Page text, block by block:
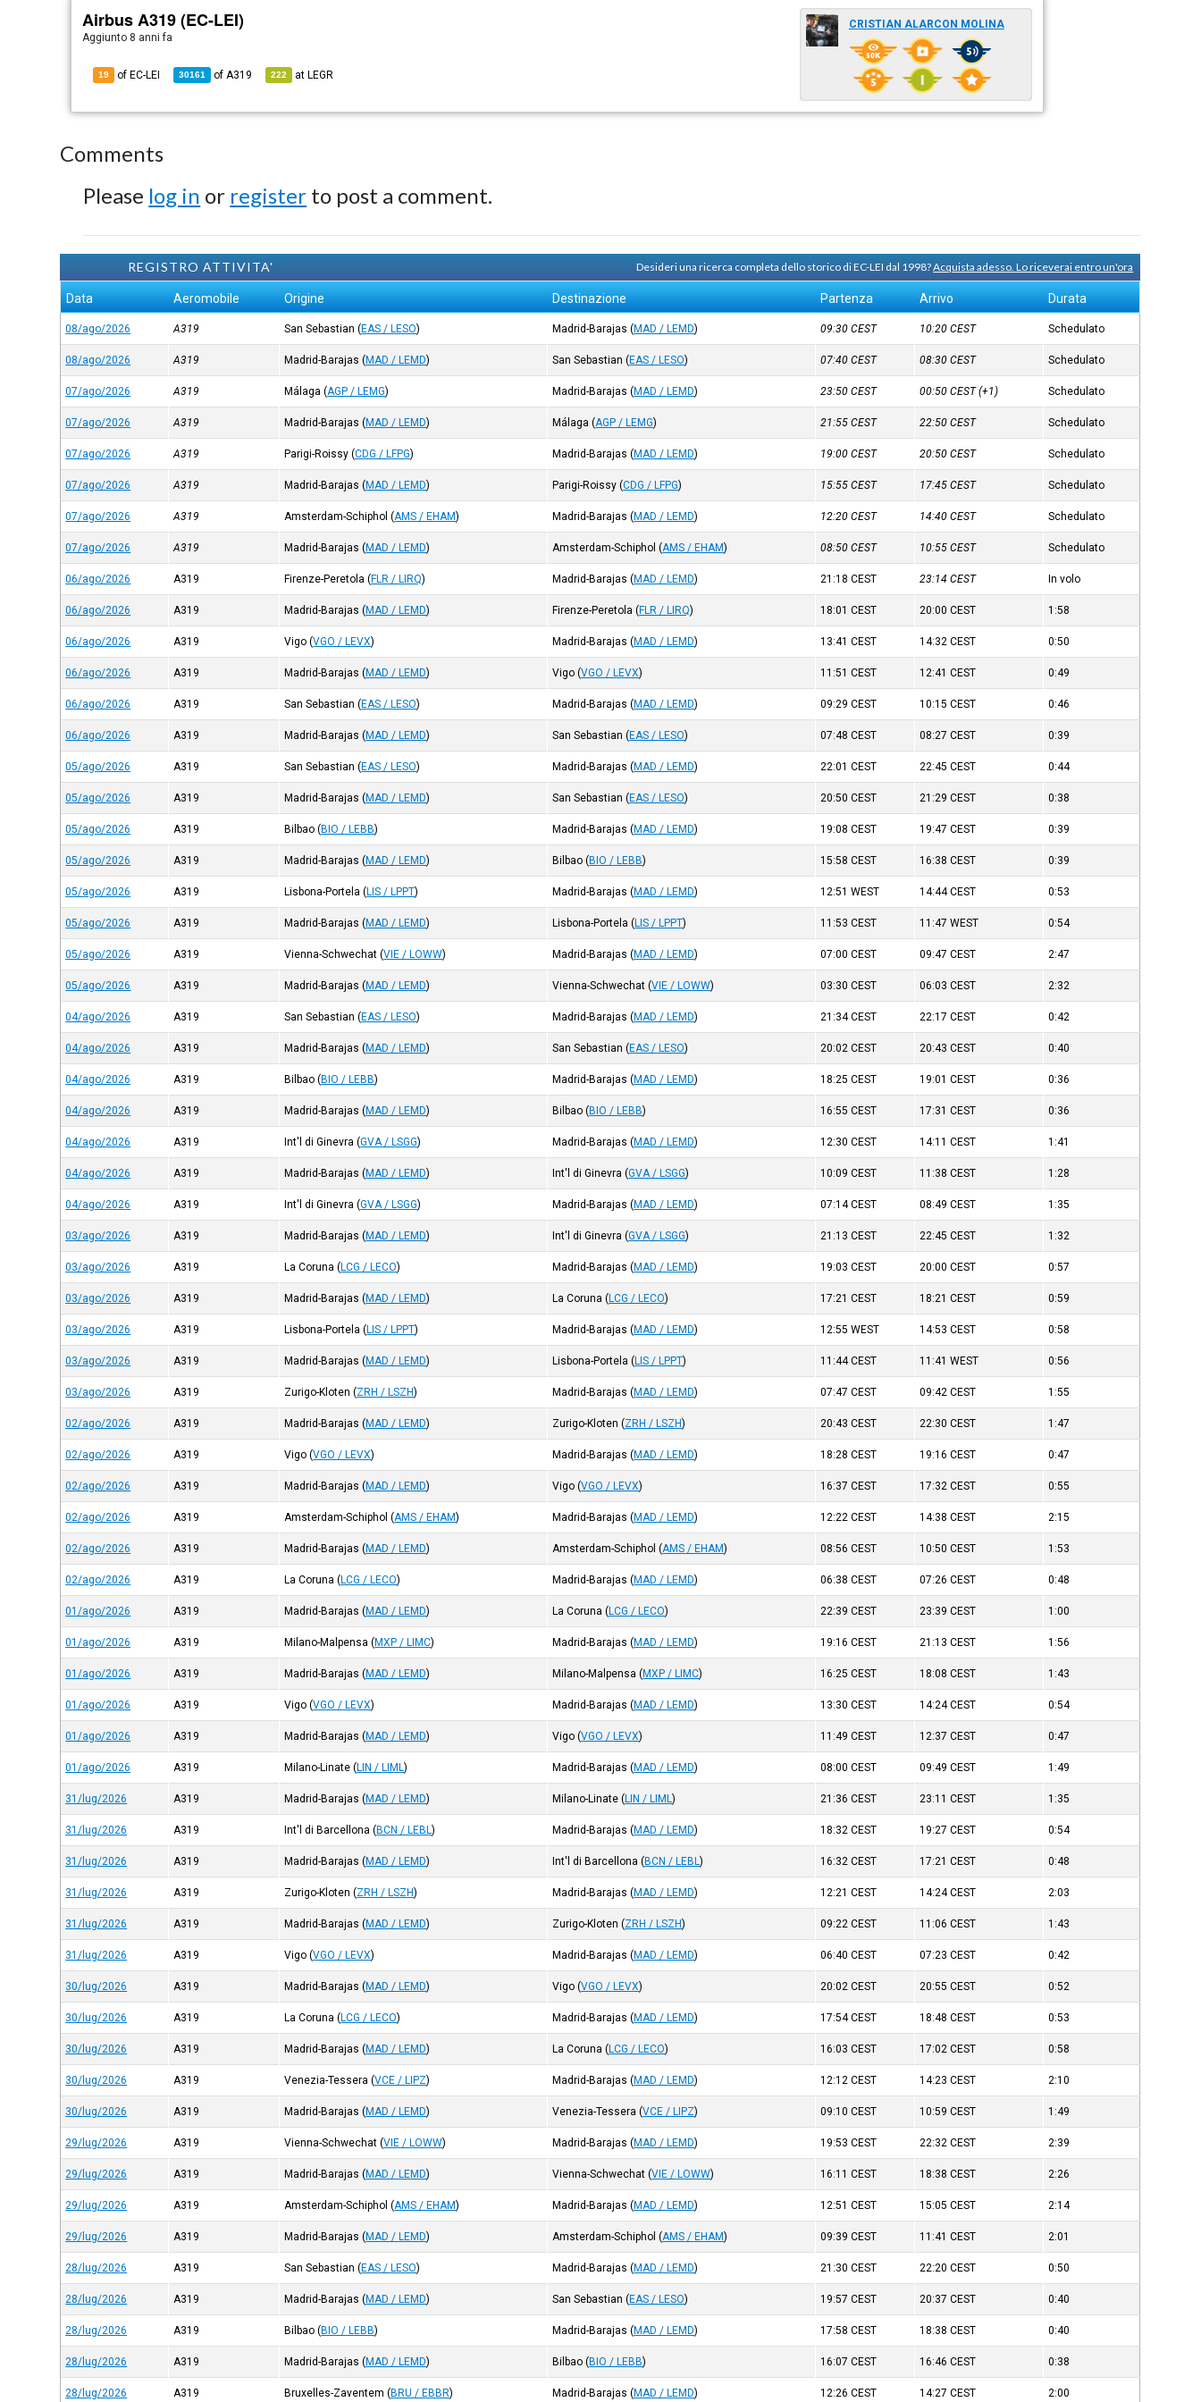
Airbus A319 (EC-LEI)
Aggiunto 8 anni fa
19 of EC-LEI 30161 ofA319 222 at LEGR
CRISTIAN ALARCON MOLINA
Comments
Please log in or register to post a comment.
REGISTRO ATTIVITA' Desideri una ricerca completa dello storico di EC-LEI dal 1998?Acquista adesso. Lo riceverai entro un'ora
Data Aeromobile Origine Destinazione Partenza Arrivo Durata
08/ago/2026 A319 San Sebastian (EAS / LESO) Madrid-Barajas (MAD / LEMD) 09:30CEST 10:20CEST Schedulato
08/ago/2026 A319 Madrid-Barajas (MAD / LEMD) San Sebastian (EAS / LESO) 07:40CEST 08:30CEST Schedulato
07/ago/2026 A319 Málaga (AGP / LEMG) Madrid-Barajas (MAD / LEMD) 23:50CEST 00:50CEST(+1) Schedulato
07/ago/2026 A319 Madrid-Barajas (MAD / LEMD) Málaga (AGP / LEMG) 21:55CEST 22:50CEST Schedulato
07/ago/2026 A319 Parigi-Roissy (CDG / LFPG) Madrid-Barajas (MAD / LEMD) 19:00CEST 20:50CEST Schedulato
07/ago/2026 A319 Madrid-Barajas (MAD / LEMD) Parigi-Roissy (CDG / LFPG) 15:55CEST 17:45CEST Schedulato
07/ago/2026 A319 Amsterdam-Schiphol (AMS / EHAM) Madrid-Barajas (MAD / LEMD) 12:20CEST 14:40CEST Schedulato
07/ago/2026 A319 Madrid-Barajas (MAD / LEMD) Amsterdam-Schiphol (AMS / EHAM) 08:50CEST 10:55CEST Schedulato
06/ago/2026 A319 Firenze-Peretola (FLR / LIRQ) Madrid-Barajas (MAD / LEMD) 21:18CEST 23:14CEST In volo
06/ago/2026 A319 Madrid-Barajas (MAD / LEMD) Firenze-Peretola (FLR / LIRQ) 18:01CEST 20:00CEST 1:58
06/ago/2026 A319 Vigo (VGO / LEVX) Madrid-Barajas (MAD / LEMD) 13:41CEST 14:32CEST 0:50
06/ago/2026 A319 Madrid-Barajas (MAD / LEMD) Vigo (VGO / LEVX) 11:51CEST 12:41CEST 0:49
06/ago/2026 A319 San Sebastian (EAS / LESO) Madrid-Barajas (MAD / LEMD) 09:29CEST 10:15CEST 0:46
06/ago/2026 A319 Madrid-Barajas (MAD / LEMD) San Sebastian (EAS / LESO) 07:48CEST 08:27CEST 0:39
05/ago/2026 A319 San Sebastian (EAS / LESO) Madrid-Barajas (MAD / LEMD) 22:01CEST 22:45CEST 0:44
05/ago/2026 A319 Madrid-Barajas (MAD / LEMD) San Sebastian (EAS / LESO) 20:50CEST 21:29CEST 0:38
05/ago/2026 A319 Bilbao (BIO / LEBB) Madrid-Barajas (MAD / LEMD) 19:08CEST 19:47CEST 0:39
05/ago/2026 A319 Madrid-Barajas (MAD / LEMD) Bilbao (BIO / LEBB) 15:58CEST 16:38CEST 0:39
05/ago/2026 A319 Lisbona-Portela (LIS / LPPT) Madrid-Barajas (MAD / LEMD) 12:51WEST 14:44CEST 0:53
05/ago/2026 A319 Madrid-Barajas (MAD / LEMD) Lisbona-Portela (LIS / LPPT) 11:53CEST 11:47WEST 0:54
05/ago/2026 A319 Vienna-Schwechat (VIE / LOWW) Madrid-Barajas (MAD / LEMD) 07:00CEST 09:47CEST 2:47
05/ago/2026 A319 Madrid-Barajas (MAD / LEMD) Vienna-Schwechat (VIE / LOWW) 03:30CEST 06:03CEST 2:32
04/ago/2026 A319 San Sebastian (EAS / LESO) Madrid-Barajas (MAD / LEMD) 21:34CEST 22:17CEST 0:42
04/ago/2026 A319 Madrid-Barajas (MAD / LEMD) San Sebastian (EAS / LESO) 20:02CEST 20:43CEST 0:40
04/ago/2026 A319 Bilbao (BIO / LEBB) Madrid-Barajas (MAD / LEMD) 18:25CEST 19:01CEST 0:36
04/ago/2026 A319 Madrid-Barajas (MAD / LEMD) Bilbao (BIO / LEBB) 16:55CEST 17:31CEST 0:36
04/ago/2026 A319 Int'l di Ginevra (GVA / LSGG) Madrid-Barajas (MAD / LEMD) 12:30CEST 14:11CEST 1:41
04/ago/2026 A319 Madrid-Barajas (MAD / LEMD) Int'l di Ginevra (GVA / LSGG) 10:09CEST 11:38CEST 1:28
04/ago/2026 A319 Int'l di Ginevra (GVA / LSGG) Madrid-Barajas (MAD / LEMD) 07:14CEST 08:49CEST 1:35
03/ago/2026 A319 Madrid-Barajas (MAD / LEMD) Int'l di Ginevra (GVA / LSGG) 21:13CEST 22:45CEST 1:32
03/ago/2026 A319 La Coruna (LCG / LECO) Madrid-Barajas (MAD / LEMD) 19:03CEST 20:00CEST 0:57
03/ago/2026 A319 Madrid-Barajas (MAD / LEMD) La Coruna (LCG / LECO) 17:21CEST 18:21CEST 0:59
03/ago/2026 A319 Lisbona-Portela (LIS / LPPT) Madrid-Barajas (MAD / LEMD) 12:55WEST 14:53CEST 0:58
03/ago/2026 A319 Madrid-Barajas (MAD / LEMD) Lisbona-Portela (LIS / LPPT) 11:44CEST 11:41WEST 0:56
03/ago/2026 A319 Zurigo-Kloten (ZRH / LSZH) Madrid-Barajas (MAD / LEMD) 07:47CEST 09:42CEST 1:55
02/ago/2026 A319 Madrid-Barajas (MAD / LEMD) Zurigo-Kloten (ZRH / LSZH) 20:43CEST 22:30CEST 1:47
02/ago/2026 A319 Vigo (VGO / LEVX) Madrid-Barajas (MAD / LEMD) 18:28CEST 19:16CEST 0:47
02/ago/2026 A319 Madrid-Barajas (MAD / LEMD) Vigo (VGO / LEVX) 16:37CEST 17:32CEST 0:55
02/ago/2026 A319 Amsterdam-Schiphol (AMS / EHAM) Madrid-Barajas (MAD / LEMD) 12:22CEST 14:38CEST 2:15
02/ago/2026 A319 Madrid-Barajas (MAD / LEMD) Amsterdam-Schiphol (AMS / EHAM) 08:56CEST 10:50CEST 1:53
02/ago/2026 A319 La Coruna (LCG / LECO) Madrid-Barajas (MAD / LEMD) 06:38CEST 07:26CEST 0:48
01/ago/2026 A319 Madrid-Barajas (MAD / LEMD) La Coruna (LCG / LECO) 22:39CEST 23:39CEST 1:00
01/ago/2026 A319 Milano-Malpensa (MXP / LIMC) Madrid-Barajas (MAD / LEMD) 19:16CEST 21:13CEST 1:56
01/ago/2026 A319 Madrid-Barajas (MAD / LEMD) Milano-Malpensa (MXP / LIMC) 16:25CEST 18:08CEST 1:43
01/ago/2026 A319 Vigo (VGO / LEVX) Madrid-Barajas (MAD / LEMD) 13:30CEST 14:24CEST 0:54
01/ago/2026 A319 Madrid-Barajas (MAD / LEMD) Vigo (VGO / LEVX) 11:49CEST 12:37CEST 0:47
01/ago/2026 A319 Milano-Linate (LIN / LIML) Madrid-Barajas (MAD / LEMD) 08:00CEST 09:49CEST 1:49
31/lug/2026 A319 Madrid-Barajas (MAD / LEMD) Milano-Linate (LIN / LIML) 21:36CEST 23:11CEST 1:35
31/lug/2026 A319 Int'l di Barcellona (BCN / LEBL) Madrid-Barajas (MAD / LEMD) 18:32CEST 19:27CEST 0:54
31/lug/2026 A319 Madrid-Barajas (MAD / LEMD) Int'l di Barcellona (BCN / LEBL) 16:32CEST 17:21CEST 0:48
31/lug/2026 A319 Zurigo-Kloten (ZRH / LSZH) Madrid-Barajas (MAD / LEMD) 12:21CEST 14:24CEST 2:03
31/lug/2026 A319 Madrid-Barajas (MAD / LEMD) Zurigo-Kloten (ZRH / LSZH) 09:22CEST 11:06CEST 1:43
31/lug/2026 A319 Vigo (VGO / LEVX) Madrid-Barajas (MAD / LEMD) 06:40CEST 07:23CEST 0:42
30/lug/2026 A319 Madrid-Barajas (MAD / LEMD) Vigo (VGO / LEVX) 20:02CEST 20:55CEST 0:52
30/lug/2026 A319 La Coruna (LCG / LECO) Madrid-Barajas (MAD / LEMD) 17:54CEST 18:48CEST 0:53
30/lug/2026 A319 Madrid-Barajas (MAD / LEMD) La Coruna (LCG / LECO) 16:03CEST 17:02CEST 0:58
30/lug/2026 A319 Venezia-Tessera (VCE / LIPZ) Madrid-Barajas (MAD / LEMD) 12:12CEST 14:23CEST 2:10
30/lug/2026 A319 Madrid-Barajas (MAD / LEMD) Venezia-Tessera (VCE / LIPZ) 09:10CEST 10:59CEST 1:49
29/lug/2026 A319 Vienna-Schwechat (VIE / LOWW) Madrid-Barajas (MAD / LEMD) 19:53CEST 22:32CEST 2:39
29/lug/2026 A319 Madrid-Barajas (MAD / LEMD) Vienna-Schwechat (VIE / LOWW) 16:11CEST 18:38CEST 2:26
29/lug/2026 A319 Amsterdam-Schiphol (AMS / EHAM) Madrid-Barajas (MAD / LEMD) 12:51CEST 15:05CEST 2:14
29/lug/2026 A319 Madrid-Barajas (MAD / LEMD) Amsterdam-Schiphol (AMS / EHAM) 09:39CEST 11:41CEST 2:01
28/lug/2026 A319 San Sebastian (EAS / LESO) Madrid-Barajas (MAD / LEMD) 21:30CEST 22:20CEST 0:50
28/lug/2026 A319 Madrid-Barajas (MAD / LEMD) San Sebastian (EAS / LESO) 19:57CEST 20:37CEST 0:40
28/lug/2026 A319 Bilbao (BIO / LEBB) Madrid-Barajas (MAD / LEMD) 17:58CEST 18:38CEST 0:40
28/lug/2026 A319 Madrid-Barajas (MAD / LEMD) Bilbao (BIO / LEBB) 16:07CEST 16:46CEST 0:38
28/lug/2026 A319 Bruxelles-Zaventem (BRU / EBBR) Madrid-Barajas (MAD / LEMD) 12:26CEST 14:27CEST 2:00